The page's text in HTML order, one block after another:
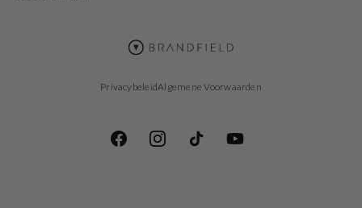
PrivacybeleidAlgemene Voorwaarden
FacebookInstagramTikTok YouTube